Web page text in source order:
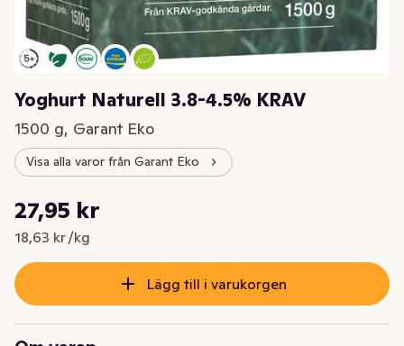
Yoghurt Naturell 3.8-4.5% KRAV
1500 g, Garant Eko
Visa alla varor från Garant Eko
Nuvarande pris är: 27,95 kr
27,95 kr
18,63 kr /kg
Styckpris: 18,63 kr /kg
Lägg till i varukorgen